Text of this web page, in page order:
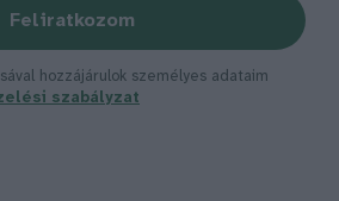
Feliratkozom
hozzájárulok személyes adataim
szabályzat